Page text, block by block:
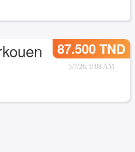
87.500 TND
5/7/26, 9:08 AM